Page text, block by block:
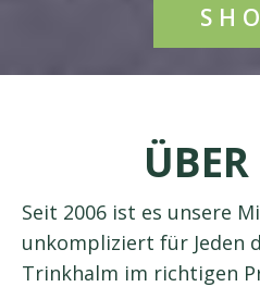
Seit 2006 ist es unsere
unkompliziert für Jeden
Trinkhalm im richtigen